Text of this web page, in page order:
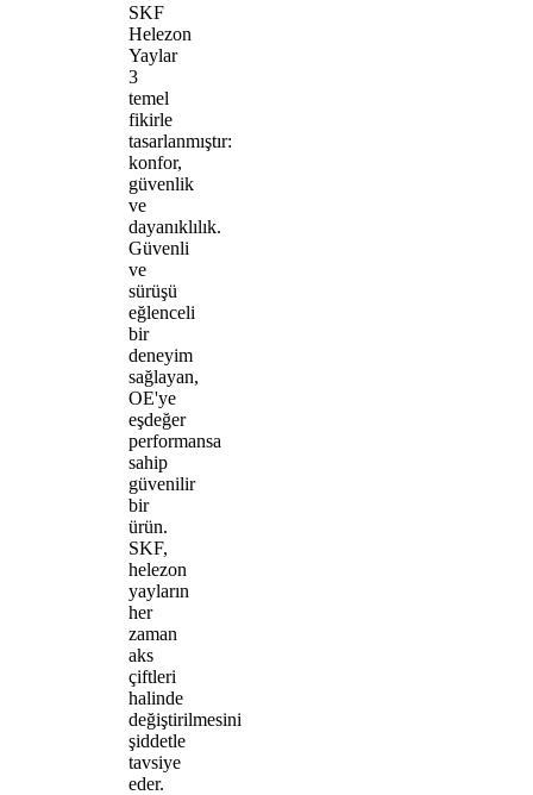
SKF
Helezon
Yaylar
3
temel
fikirle
tasarlanmıştır:
konfor,
güvenlik
ve
dayanıklılık.
Güvenli
ve
sürüşü
eğlenceli
bir
deneyim
sağlayan,
OE'ye
eşdeğer
performansa
sahip
güvenilir
bir
ürün.
SKF,
helezon
yayların
her
zaman
aks
çiftleri
halinde
değiştirilmesini
şiddetle
tavsiye
eder.